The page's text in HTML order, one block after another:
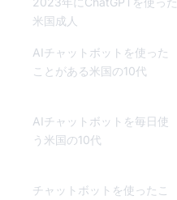
米国成人
AIチャットボットを使った
ことがある米国の10代
AIチャットボットを毎日使
う米国の10代
チャットボットを使ったこ